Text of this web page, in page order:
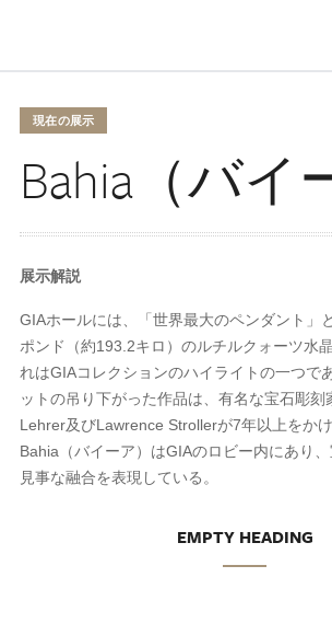
現在の展示
Bahia（バイ
展示解説
GIAホールには、「世界最大のペンダント」
ポンド（約193.2キロ）のルチルクォーツ水
れはGIAコレクションのハイライトの一つで
ットの吊り下がった作品は、有名な宝石彫刻
Lehrer及びLawrence Strollerが7年以上をかけ
Bahia（バイーア）はGIAのロビー内にあり
見事な融合を表現している。
EMPTY HEADING